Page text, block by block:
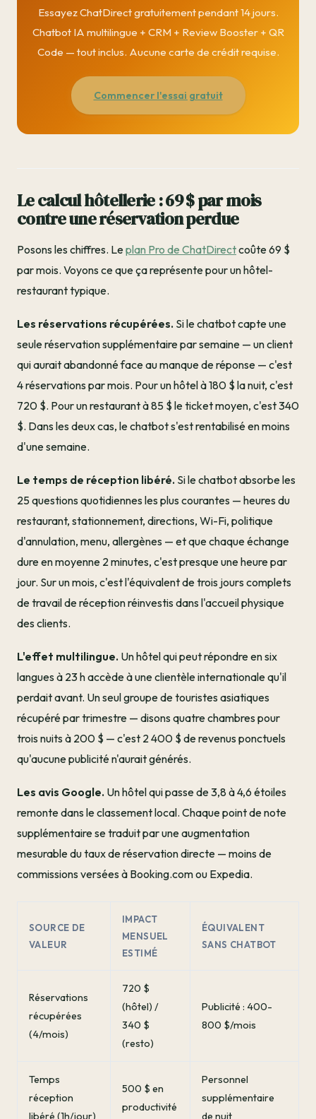
Essayez ChatDirect gratuitement pendant 14 jours.
Chatbot IA multilingue + CRM + Review Booster + QR
Code — tout inclus. Aucune carte de crédit requise.
Commencer l'essai gratuit
Le calcul hôtellerie : 69 $ par mois
contre une réservation perdue
Posons les chiffres. Leplan Pro de ChatDirectcoûte 69 $
par mois. Voyons ce que ça représente pour un hôtel-
restaurant typique.
Les réservations récupérées. Si le chatbot capte une
seule réservation supplémentaire par semaine — un client
qui aurait abandonné face au manque de réponse — c'est
4 réservations par mois. Pour un hôtel à 180 $ la nuit, c'est
720 $. Pour un restaurant à 85 $ le ticket moyen, c'est 340
$. Dans les deux cas, le chatbot s'est rentabilisé en moins
d'une semaine.
Le temps de réception libéré. Si le chatbot absorbe les
25 questions quotidiennes les plus courantes — heures du
restaurant, stationnement, directions, Wi-Fi, politique
d'annulation, menu, allergènes — et que chaque échange
dure en moyenne 2 minutes, c'est presque une heure par
jour. Sur un mois, c'est l'équivalent de trois jours complets
de travail de réception réinvestis dans l'accueil physique
des clients.
L'effet multilingue. Un hôtel qui peut répondre en six
langues à 23 h accède à une clientèle internationale qu'il
perdait avant. Un seul groupe de touristes asiatiques
récupéré par trimestre — disons quatre chambres pour
trois nuits à 200 $ — c'est 2 400 $ de revenus ponctuels
qu'aucune publicité n'aurait générés.
Les avis Google. Un hôtel qui passe de 3,8 à 4,6 étoiles
remonte dans le classement local. Chaque point de note
supplémentaire se traduit par une augmentation
mesurable du taux de réservation directe — moins de
commissions versées à Booking.com ou Expedia.
SOURCE DE
VALEUR
IMPACT
MENSUEL
ESTIMÉ
ÉQUIVALENT
SANS CHATBOT
Réservations
récupérées
(4/mois)
720 $
(hôtel) /
340 $
(resto)
Publicité : 400-
800 $/mois
Temps
réception
libéré (1h/jour)
500 $ en
productivité
Personnel
supplémentaire
de nuit